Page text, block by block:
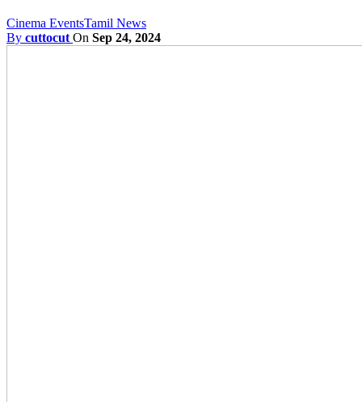
Cinema EventsTamil News
By cuttocut On Sep 24, 2024